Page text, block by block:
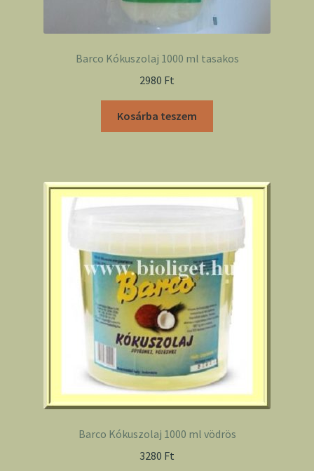
Barco Kókuszolaj 1000 ml tasakos
2980 Ft
Kosárba teszem
Barco Kókuszolaj 1000 ml vödrös
3280 Ft